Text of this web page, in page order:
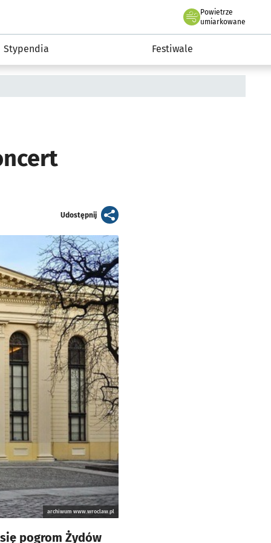
Powietrze
we Wrocławiu
umiarkowane
Stypendia Festiwale
Udostępnijartykuł
archiwum www.wroclaw.pl
pogrom Żydów